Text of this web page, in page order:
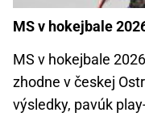
MS v hokejbale
MS v hokejbale
zhodne v českej
výsledky, pavúk